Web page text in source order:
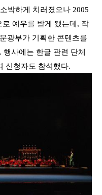
박하게 치러졌으나 2005
로 예우를 받게 됐는데, 작
광부가 기획한 콘텐츠를
. 행사에는 한글 관련 단체
신청자도 참석했다.